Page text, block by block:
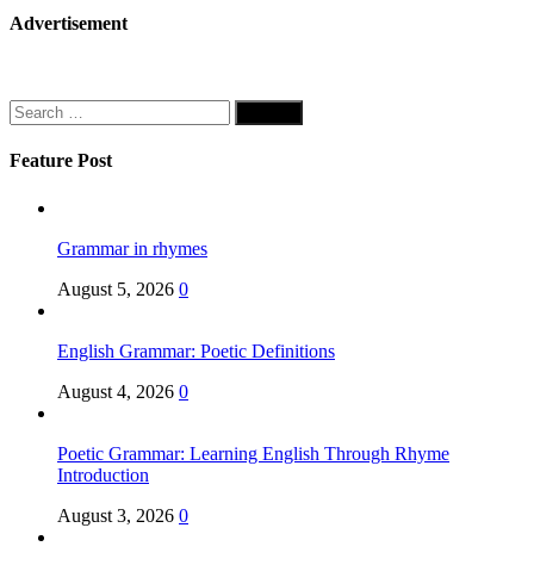
Advertisement
Search
for:
Feature Post
Grammar in rhymes
August 5, 2026 0
English Grammar: Poetic Definitions
August 4, 2026 0
Poetic Grammar: Learning English Through Rhyme
Introduction
August 3, 2026 0